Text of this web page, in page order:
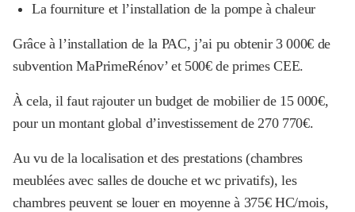
La fourniture et l’installation de la pompe à chaleur
Grâce à l’installation de la PAC, j’ai pu obtenir 3 000€ de
subvention MaPrimeRénov’ et 500€ de primes CEE.
À cela, il faut rajouter un budget de mobilier de 15 000€,
pour un montant global d’investissement de 270 770€.
Au vu de la localisation et des prestations (chambres
meublées avec salles de douche et wc privatifs), les
chambres peuvent se louer en moyenne à 375€ HC/mois,